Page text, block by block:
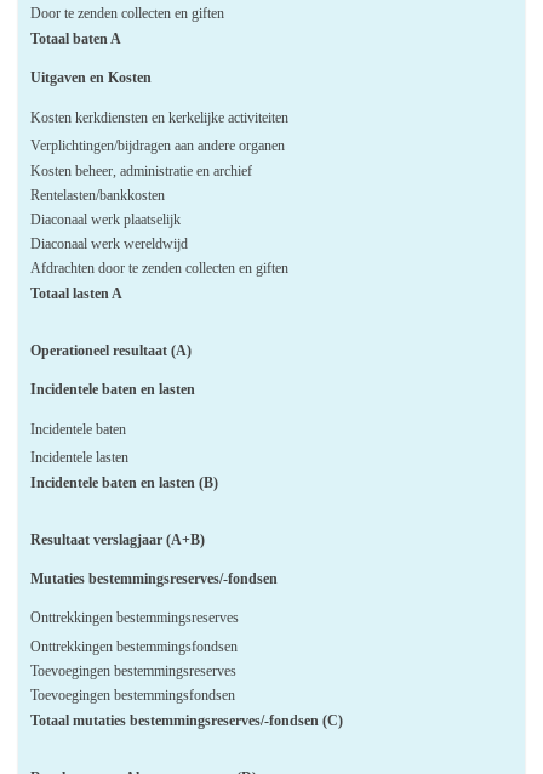
Door te zenden collecten en giften
Totaal baten A
Uitgaven en Kosten
Kosten kerkdiensten en kerkelijke activiteiten
Verplichtingen/bijdragen aan andere organen
Kosten beheer, administratie en archief
Rentelasten/bankkosten
Diaconaal werk plaatselijk
Diaconaal werk wereldwijd
Afdrachten door te zenden collecten en giften
Totaal lasten A
Operationeel resultaat (A)
Incidentele baten en lasten
Incidentele baten
Incidentele lasten
Incidentele baten en lasten (B)
Resultaat verslagjaar (A+B)
Mutaties bestemmingsreserves/-fondsen
Onttrekkingen bestemmingsreserves
Onttrekkingen bestemmingsfondsen
Toevoegingen bestemmingsreserves
Toevoegingen bestemmingsfondsen
Totaal mutaties bestemmingsreserves/-fondsen (C)